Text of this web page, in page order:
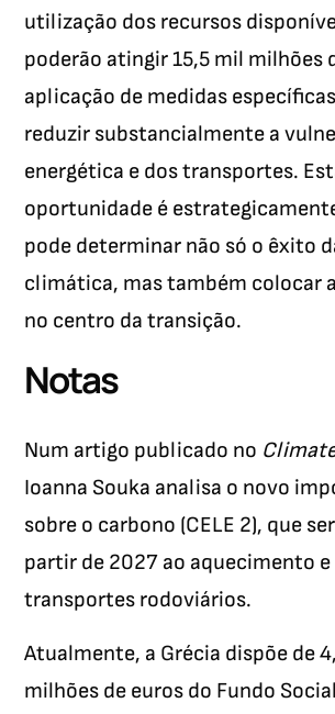
utilização dos recursos
poderão atingir 15,5 mil milhões
aplicação de medidas
reduzir substancialmente a
energética e dos transportes.
oportunidade é
pode determinar não só o êxito
climática, mas também colocar
no centro da transição.
Notas
Num artigo publicado no
Ioanna Souka analisa o novo
sobre o carbono (CELE 2), que
partir de 2027 ao aquecimento e
transportes rodoviários.
Atualmente, a Grécia dispõe de
milhões de euros do Fundo